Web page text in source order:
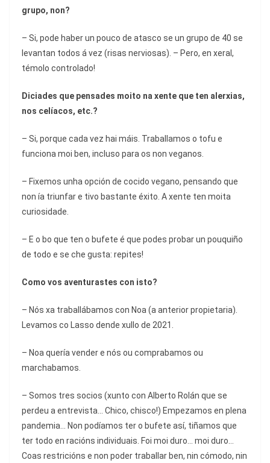
grupo, non?
– Si, pode haber un pouco de atasco se un grupo de 40 se
levantan todos á vez (risas nerviosas). – Pero, en xeral,
témolo controlado!
Diciades que pensades moito na xente que ten alerxias,
nos celíacos, etc.?
– Si, porque cada vez hai máis. Traballamos o tofu e
funciona moi ben, incluso para os non veganos.
– Fixemos unha opción de cocido vegano, pensando que
non ía triunfar e tivo bastante éxito. A xente ten moita
curiosidade.
– E o bo que ten o bufete é que podes probar un pouquiño
de todo e se che gusta: repites!
Como vos aventurastes con isto?
– Nós xa traballábamos con Noa (a anterior propietaria).
Levamos co Lasso dende xullo de 2021.
– Noa quería vender e nós ou comprabamos ou
marchabamos.
– Somos tres socios (xunto con Alberto Rolán que se
perdeu a entrevista… Chico, chisco!) Empezamos en plena
pandemia… Non podíamos ter o bufete así, tiñamos que
ter todo en racións individuais. Foi moi duro… moi duro…
Coas restricións e non poder traballar ben, nin cómodo, nin